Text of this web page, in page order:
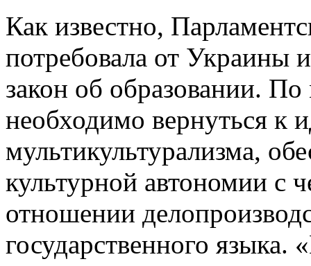
Как известно,
потребовала от Украины
закон об образовании.
необходимо вернуться к
мультикультурализма,
культурной автономии с
отношении
государственного языка.